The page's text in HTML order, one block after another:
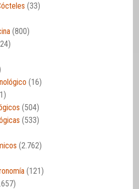
(33)
(800)
(16)
(504)
(533)
(2.762)
(121)